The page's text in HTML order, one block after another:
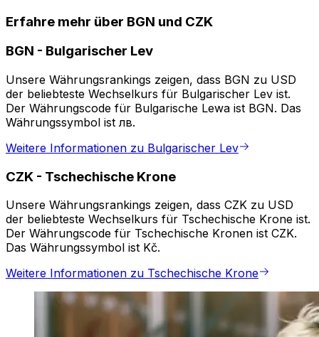
Erfahre mehr über BGN und CZK
BGN - Bulgarischer Lev
Unsere Währungsrankings zeigen, dass BGN zu USD
der beliebteste Wechselkurs für Bulgarischer Lev ist.
Der Währungscode für Bulgarische Lewa ist BGN. Das
Währungssymbol ist лв.
Weitere Informationen zu Bulgarischer Lev
CZK - Tschechische Krone
Unsere Währungsrankings zeigen, dass CZK zu USD
der beliebteste Wechselkurs für Tschechische Krone ist.
Der Währungscode für Tschechische Kronen ist CZK.
Das Währungssymbol ist Kč.
Weitere Informationen zu Tschechische Krone